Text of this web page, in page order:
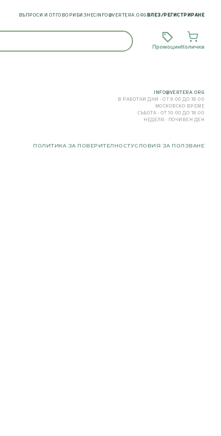
ВЪПРОСИ И ОТГОВОРИ БИЗНЕС INFO@VERTERA.ORG ВЛЕЗ/ РЕГИСТРИРАНЕ
Промоции Количка
INFO@VERTERA.ORG
В РАБОТНИ ДНИ - ОТ 9:00 ДО 18:00
МОСКОВСКО ВРЕМЕ
СЪБОТА - ОТ 10:00 ДО 18:00
НЕДЕЛЯ - ПОЧИВЕН ДЕН
ПОЛИТИКА ЗА ПОВЕРИТЕЛНОСТ УСЛОВИЯ ЗА ПОЛЗВАНЕ